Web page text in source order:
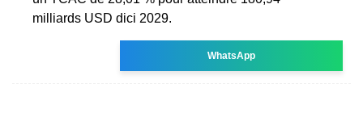
milliards USD dici 2029.
WhatsApp